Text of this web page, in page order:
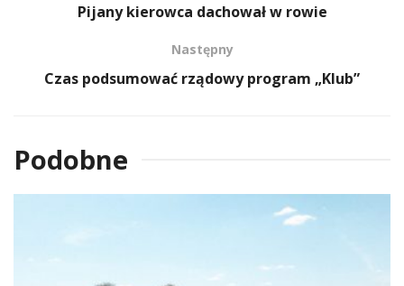
Pijany kierowca dachował w rowie
Następny
Czas podsumować rządowy program „Klub”
Podobne